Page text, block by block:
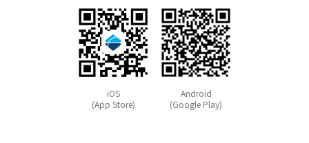
iOS
(App Store)
Android
(Google Play)